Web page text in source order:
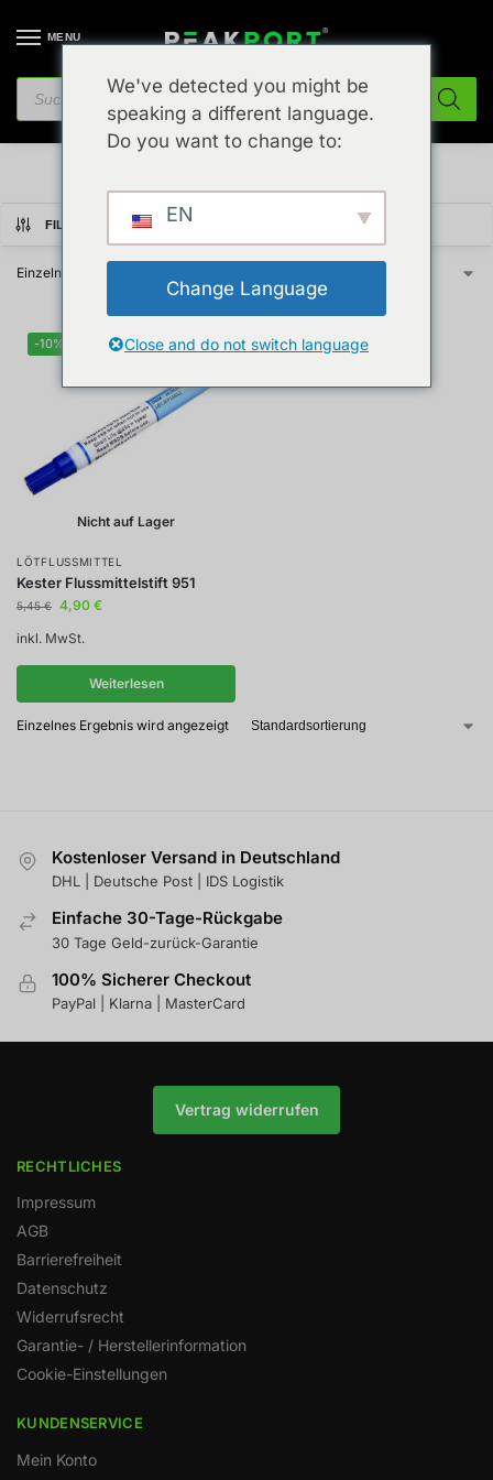
MENU
Löten & Entlöten
FILTER ANZEIGEN
Einzelnes Ergebnis wird angezeigt
-10%
Nicht auf Lager
LÖTFLUSSMITTEL
Kester Flussmittelstift 951
5,45€ 4,90 €
inkl. MwSt.
Weiterlesen
Einzelnes Ergebnis wird angezeigt
Kostenloser Versand in Deutschland
DHL | Deutsche Post | IDS Logistik
Einfache 30-Tage-Rückgabe
30 Tage Geld-zurück-Garantie
100% Sicherer Checkout
PayPal | Klarna | MasterCard
Vertrag widerrufen
RECHTLICHES
Impressum
AGB
Barrierefreiheit
Datenschutz
Widerrufsrecht
Garantie- / Herstellerinformation
Cookie-Einstellungen
KUNDENSERVICE
Mein Konto
We've detected you might be
speaking a different language.
Do you want to change to:
EN
Change Language
Close and do not switch language